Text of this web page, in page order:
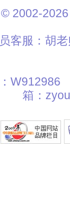
2002-
客服：胡
：
箱：